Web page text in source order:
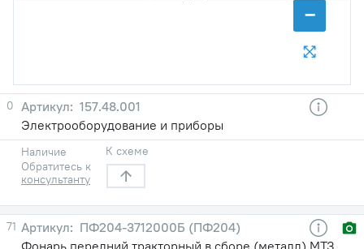
−
0
157.48.001
Электрооборудование и приборы
Наличие
Обратитесь к
консультанту
К схеме
71
ПФ204-3712000Б (ПФ204)
Фонарь передний тракторный в сборе (металл) МТЗ,